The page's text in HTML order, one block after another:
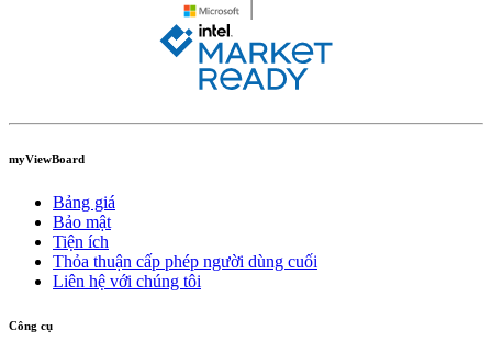
myViewBoard
Bảng giá
Bảo mật
Tiện ích
Thỏa thuận cấp phép người dùng cuối
Liên hệ với chúng tôi
Công cụ